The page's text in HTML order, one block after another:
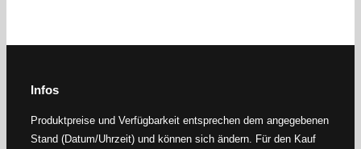
Infos
Produktpreise und Verfügbarkeit entsprechen dem angegebenen
Stand (Datum/Uhrzeit) und können sich ändern. Für den Kauf